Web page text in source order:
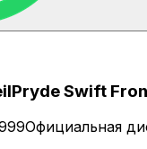
Swift
Официальная